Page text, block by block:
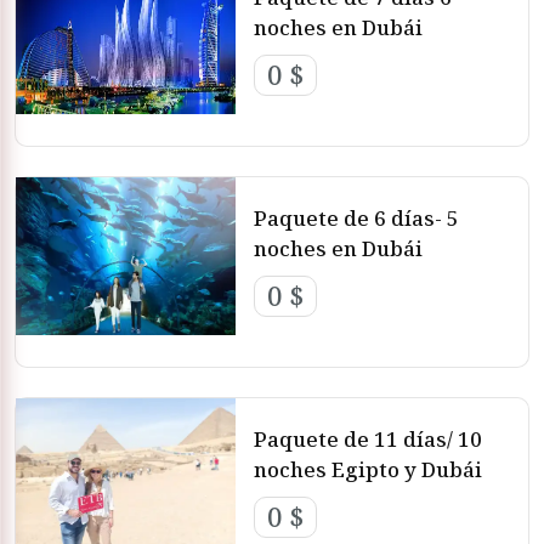
una experiencia inolvidable en esta ciudad fascinante
desde lujosos hoteles hasta emocionantes actividades,
nuestros paquetes tienen todo lo que necesitas para unas
noches en Dubái
0 $
Paquete de 6 días- 5
noches en Dubái
0 $
Paquete de 11 días/ 10
noches Egipto y Dubái
0 $